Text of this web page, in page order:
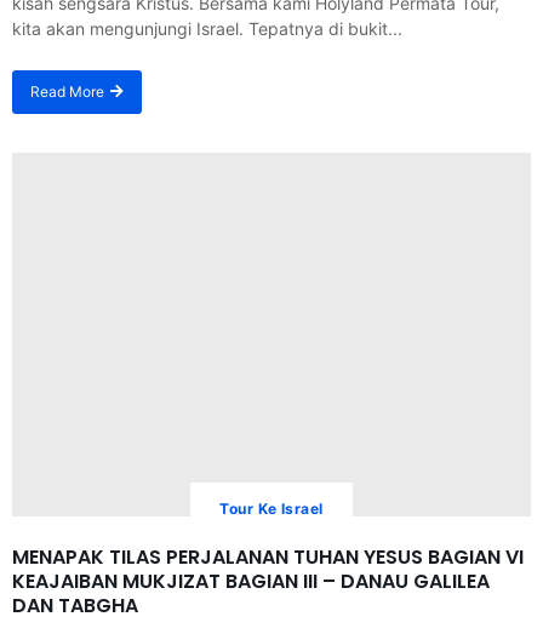
kita akan mengunjungi Israel. Tepatnya di bukit...
Read More
Tour Ke Israel
MENAPAK TILAS PERJALANAN TUHAN YESUS BAGIAN VI
KEAJAIBAN MUKJIZAT BAGIAN III – DANAU GALILEA
DAN TABGHA